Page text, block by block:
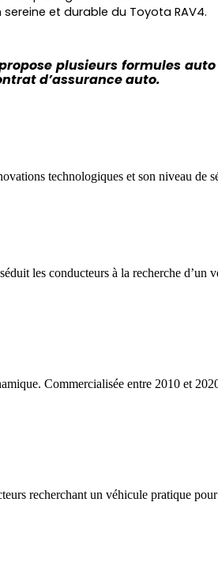
et durable du Toyota RAV4.
plusieurs formules
d’assurance auto.
technologiques et son niveau de
les conducteurs à la recherche d’un
Commercialisée entre 2010 et
recherchant un véhicule pratique